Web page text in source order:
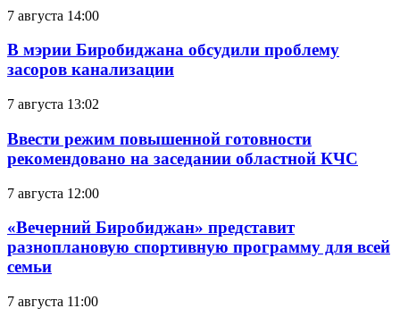
7 августа 14:00
В мэрии Биробиджана обсудили проблему
засоров канализации
7 августа 13:02
Ввести режим повышенной готовности
рекомендовано на заседании областной КЧС
7 августа 12:00
«Вечерний Биробиджан» представит
разноплановую спортивную программу для всей
семьи
7 августа 11:00